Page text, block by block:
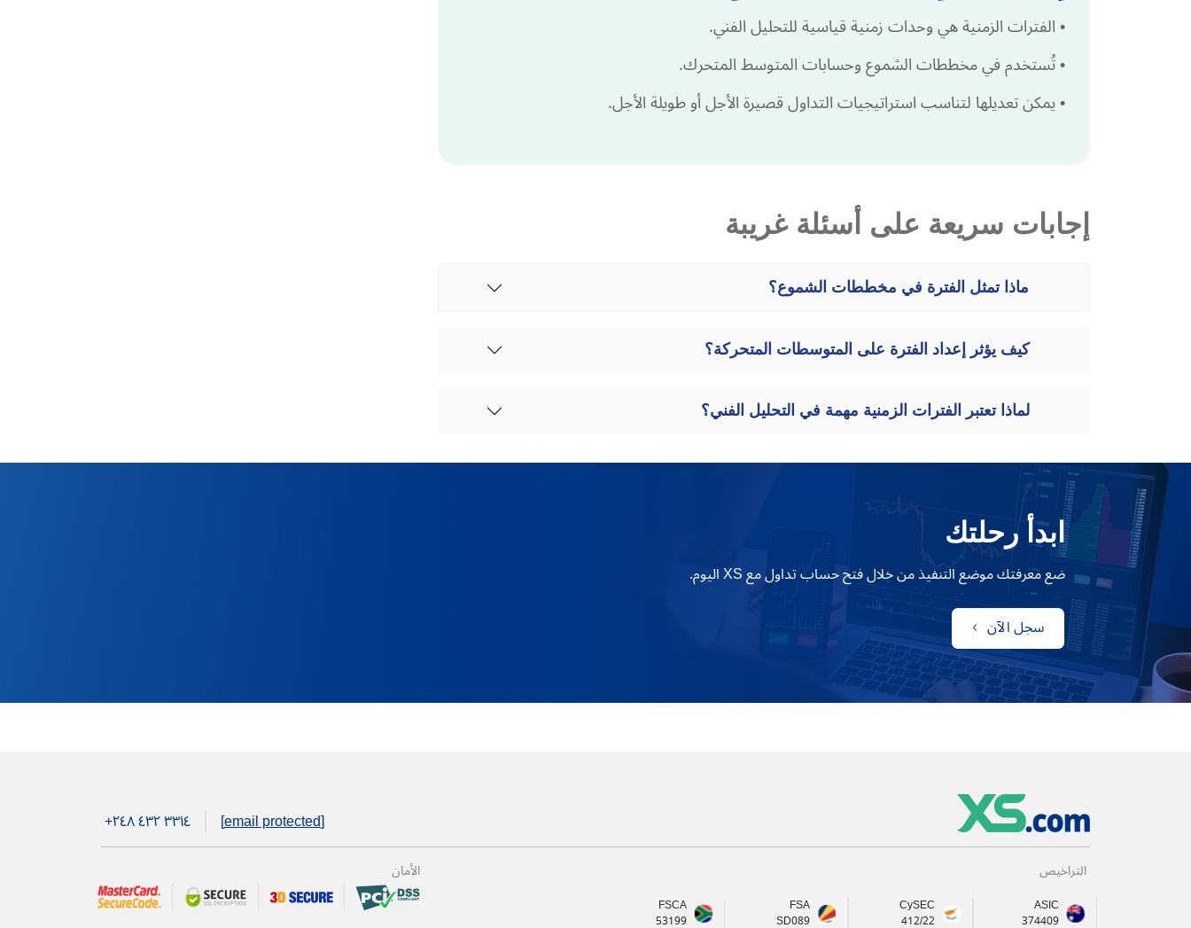
•الفترات الزمنية هي وحدات زمنية قياسية للتحليل الفني.
•تُستخدم في مخططات الشموع وحسابات المتوسط المتحرك.
•يمكن تعديلها لتناسب استراتيجيات التداول قصيرة الأجل أو طويلة الأجل.
إجابات سريعة على أسئلة غريبة
ماذا تمثل الفترة في مخططات الشموع؟
كيف يؤثر إعداد الفترة على المتوسطات المتحركة؟
لماذا تعتبر الفترات الزمنية مهمة في التحليل الفني؟
ابدأ رحلتك
ضع معرفتك موضع التنفيذ من خلال فتح حساب تداول مع XS اليوم.
سجل الآن
[email protected] +۲٤۸ ٤۳۲ ۳۳۱٤
التراخيص
ASIC
374409
CySEC
412/22
FSA
SD089
FSCA
53199
الأمان